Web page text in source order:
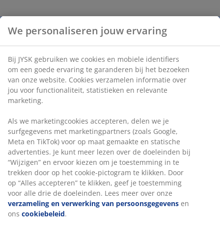
We personaliseren jouw ervaring
Bij JYSK gebruiken we cookies en mobiele identifiers
om een goede ervaring te garanderen bij het bezoeken
van onze website. Cookies verzamelen informatie over
jou voor functionaliteit, statistieken en relevante
marketing.
Als we marketingcookies accepteren, delen we je
surfgegevens met marketingpartners (zoals Google,
Meta en TikTok) voor op maat gemaakte en statische
advertenties. Je kunt meer lezen over de doeleinden bij
“Wijzigen” en ervoor kiezen om je toestemming in te
trekken door op het cookie-pictogram te klikken. Door
op “Alles accepteren” te klikken, geef je toestemming
voor alle drie de doeleinden. Lees meer over onze
verzameling en verwerking van persoonsgegevens en
ons cookiebeleid.